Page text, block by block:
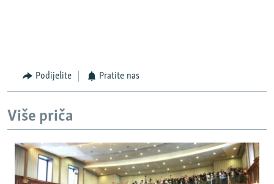
Podijelite Pratite nas
Više priča